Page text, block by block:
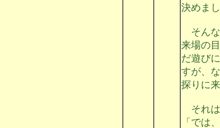
決めま
そんな
来場の
だ遊び
すが、
探りに
それは
「では